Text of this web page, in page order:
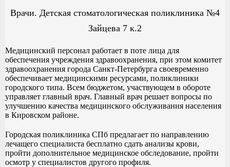
Врачи. Детская стоматологическая поликлиника №4
Зайцева 7 к.2
Медицинский персонал работает в поте лица для
обеспечения учреждения здравоохранения, при этом комитет
здравоохранения города Санкт-Петербурга своевременно
обеспечивает медицинскими ресурсами, поликлиники
городского типа. Всем бюджетом, участвующем в обороте
управляет главный врач. Главный врач решает вопросы по
улучшению качества медицинского обслуживания населения
в Кировском районе.
Городская поликлиника СПб предлагает по направлению
лечащего специалиста бесплатно сдать анализы крови,
пройти дополнительное медицинское обследование, пройти
осмотр у специалистов другого профиля.